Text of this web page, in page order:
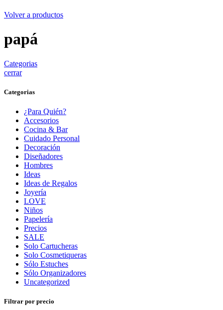
Volver a productos
papá
Categorias
cerrar
Categorias
¿Para Quién?
Accesorios
Cocina & Bar
Cuidado Personal
Decoración
Diseñadores
Hombres
Ideas
Ideas de Regalos
Joyería
LOVE
Niños
Papelería
Precios
SALE
Solo Cartucheras
Solo Cosmetiqueras
Sólo Estuches
Sólo Organizadores
Uncategorized
Filtrar por precio